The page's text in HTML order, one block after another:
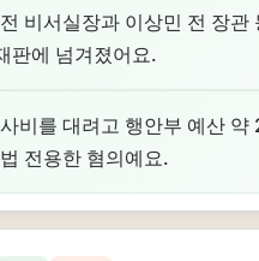
비서실장과 이상민 전 장관
판에 넘겨졌어요.
비를 대려고 행안부 예산 약
전용한 혐의예요.